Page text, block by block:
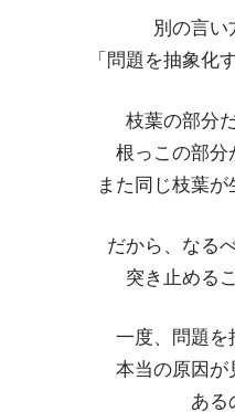
別の言い
「問題を抽象化
枝葉の部分
根っこの部分
また同じ枝葉が
だから、なる
突き止める
一度、問題を
本当の原因が
ある